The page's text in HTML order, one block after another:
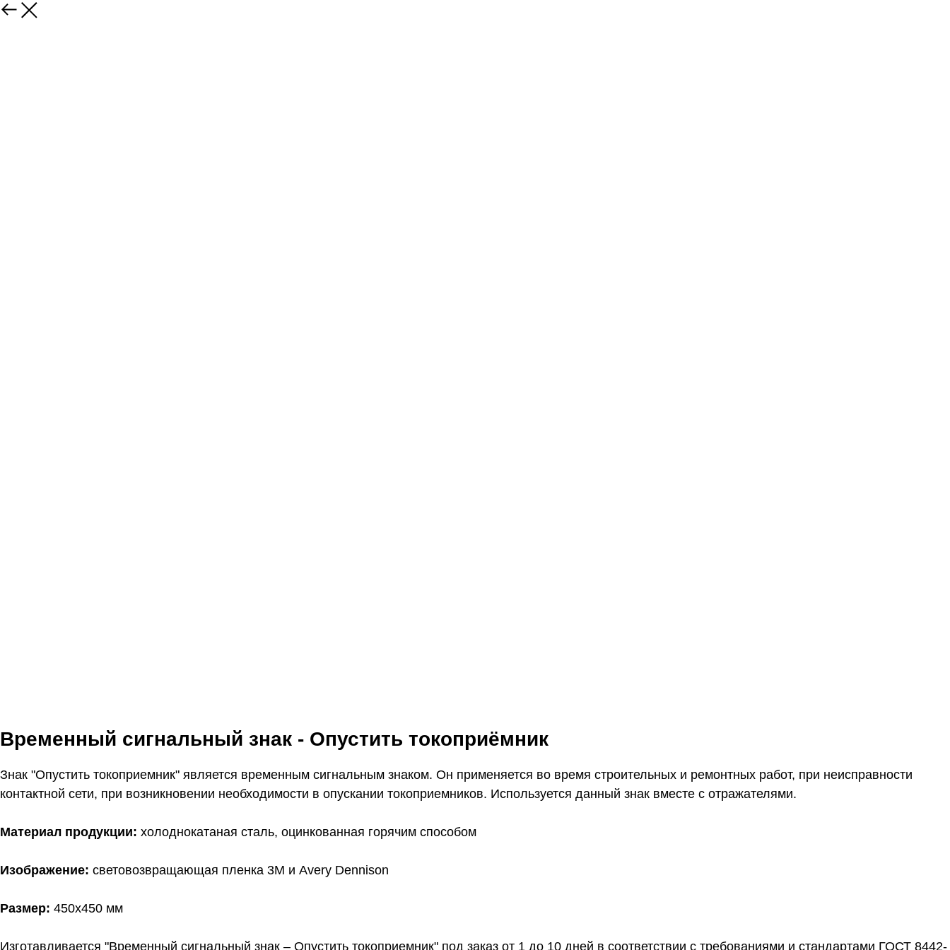
Временный сигнальный знак - Опустить токоприёмник
Знак "Опустить токоприемник" является временным сигнальным знаком. Он применяется во время строительных и ремонтных работ, при неисправности
контактной сети, при возникновении необходимости в опускании токоприемников. Используется данный знак вместе с отражателями.
Материал продукции: холоднокатаная сталь, оцинкованная горячим способом
Изображение: световозвращающая пленка 3M и Avery Dennison
Размер: 450х450 мм
Изготавливается "Временный сигнальный знак – Опустить токоприемник" под заказ от 1 до 10 дней в соответствии с требованиями и стандартами ГОСТ 8442-